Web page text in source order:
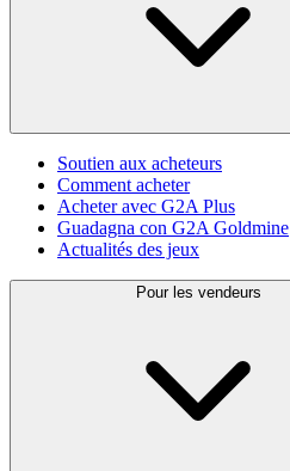
Soutien aux acheteurs
Comment acheter
Acheter avec G2A Plus
Guadagna con G2A Goldmine
Actualités des jeux
Pour les vendeurs